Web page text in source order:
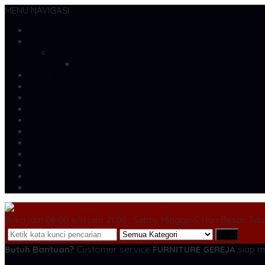
MENU NAVIGASI
Buka jam 08.00 s/d jam 21.00 , Sabtu, Minggu & Hari Besar
Butuh Bantuan? Customer service FURNITURE GEREJA siap